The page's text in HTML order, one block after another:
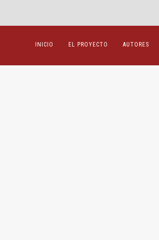
INICIO EL PROYECTO AUTORES